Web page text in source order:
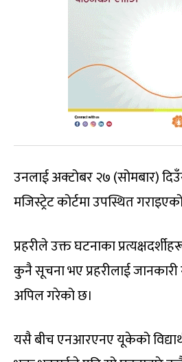
उनलाई अक्टोबर २७ (सोमबार)
मजिस्ट्रेट कोर्टमा उपस्थित
प्रहरीले उक्त घटनाका
कुनै सूचना भए प्रहरीलाई
अपिल गरेको छ।
यसै बीच एनआरएनए यूकेको